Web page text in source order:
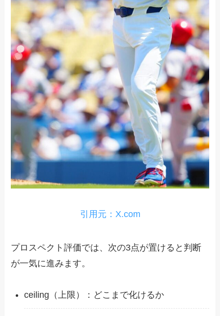
引用元：X.com
プロスペクト評価では、次の3点が置けると判断
が一気に進みます。
ceiling（上限）：どこまで化けるか